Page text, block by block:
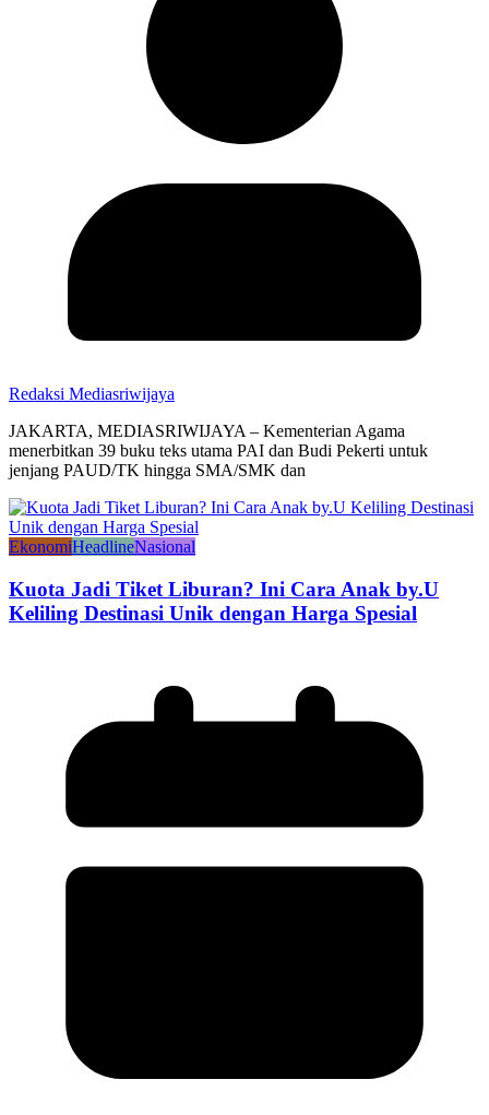
Redaksi Mediasriwijaya
JAKARTA, MEDIASRIWIJAYA – Kementerian Agama
menerbitkan 39 buku teks utama PAI dan Budi Pekerti untuk
jenjang PAUD/TK hingga SMA/SMK dan
EkonomiHeadlineNasional
Kuota Jadi Tiket Liburan? Ini Cara Anak by.U
Keliling Destinasi Unik dengan Harga Spesial